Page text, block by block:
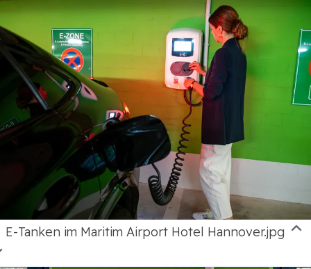
E-Tanken im Maritim Airport Hotel Hannover.jpg